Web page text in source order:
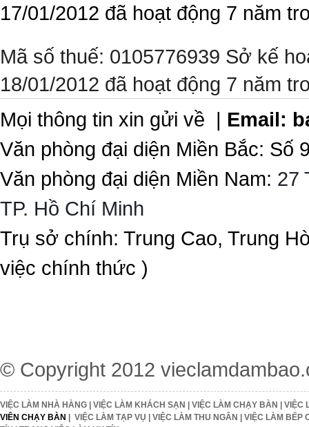
17/01/2012 đã hoạt động 7 năm
Mã số thuế: 0105776939 Sở kế
18/01/2012 đã hoạt động 7 năm
Mọi thông tin xin gửi về | Email:
Văn phòng đại diện Miền Bắc:
Văn phòng đại diện Miền Nam: 27
TP. Hồ Chí Minh
Trụ sở chính: Trung Cao, Trung
việc chính thức )
© Copyright 2012
VIỆC LÀM NHÀ HÀNG | VIỆC LÀM KHÁCH SẠN | VIỆC LÀM CHẠY BÀN | VIỆC
VIÊN CHẠY BÀN | VIỆC LÀM TẠP VỤ | VIỆC LÀM THU NGÂN | VIỆC LÀM BẾP